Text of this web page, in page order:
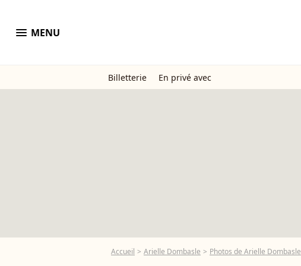
menu MENU
Billetterie En privé avec
Accueil Arielle Dombasle Photos de Arielle Dombasle